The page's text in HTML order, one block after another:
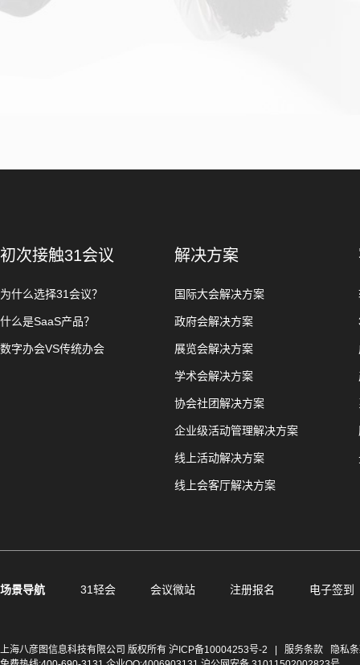
初次接触31会议
为什么选择31会议？
什么是SaaS产品？
数字办会VS传统办会
解决方案
国际大会解决方案
政府会解决方案
展览会解决方案
学术会解决方案
协会社团解决方案
企业级活动管理解决方案
线上活动解决方案
线上会客厅解决方案
场景导航 31轻会 会议微站 注册报名 电子签到
上海八彦图信息科技有限公司 版权所有 沪ICP备10004253号-2 服务条款
隐私